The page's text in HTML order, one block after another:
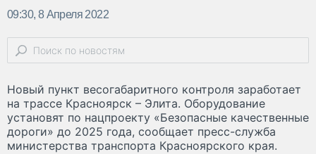
09:30, 8 Апреля 2022
Новый пункт весогабаритного контроля заработает
на трассе Красноярск – Элита. Оборудование
установят по нацпроекту «Безопасные качественные
дороги» до 2025 года, сообщает пресс-служба
министерства транспорта Красноярского края.